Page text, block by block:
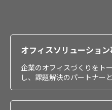
オフィスソリューション
企業のオフィスづくりをト
し、課題解決のパートナー